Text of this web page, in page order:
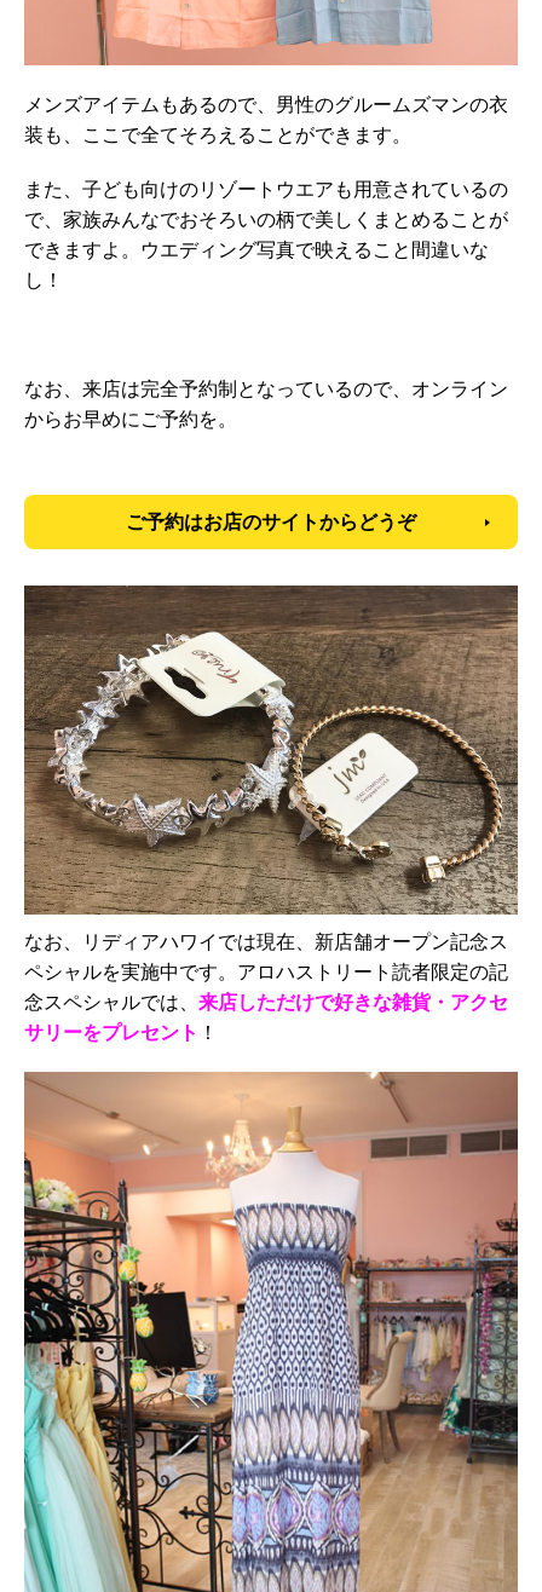
メンズアイテムもあるので、男性のグルームズマンの衣
装も、ここで全てそろえることができます。
また、子ども向けのリゾートウエアも用意されているの
で、家族みんなでおそろいの柄で美しくまとめることが
できますよ。ウエディング写真で映えること間違いな
し！
なお、来店は完全予約制となっているので、オンライン
からお早めにご予約を。
ご予約はお店のサイトからどうぞ
なお、リディアハワイでは現在、新店舗オープン記念ス
ペシャルを実施中です。アロハストリート読者限定の記
念スペシャルでは、 来店しただけで好きな雑貨・アクセ
サリーをプレセント ！